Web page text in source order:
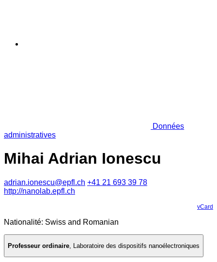
Données
administratives
Mihai Adrian Ionescu
adrian.ionescu@epfl.ch +41 21 693 39 78
http://nanolab.epfl.ch
vCard
Nationalité: Swiss and Romanian
Professeur ordinaire, Laboratoire des dispositifs nanoélectroniques